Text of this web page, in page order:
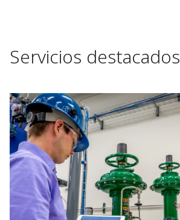
Servicios destacados